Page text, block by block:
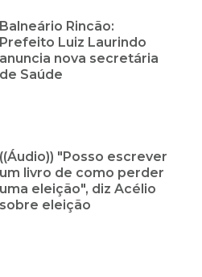
Balneário Rincão:
Prefeito Luiz Laurindo
anuncia nova secretária
de Saúde
((Áudio)) "Posso escrever
um livro de como perder
uma eleição", diz Acélio
sobre eleição